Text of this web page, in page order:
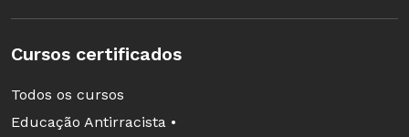
Cursos certificados
Todos os cursos
Educação Antirracista •